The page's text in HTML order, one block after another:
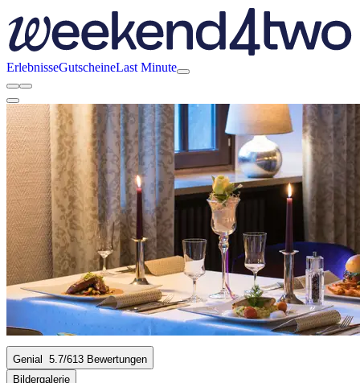
ErlebnisseGutscheineLast Minute
Genial 5.7/613 Bewertungen
Bildergalerie